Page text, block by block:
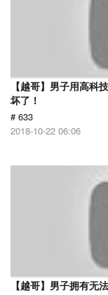
【越哥】男子用高科
坏了！
# 633
2018-10-22 06:06
【越哥】男子拥有无